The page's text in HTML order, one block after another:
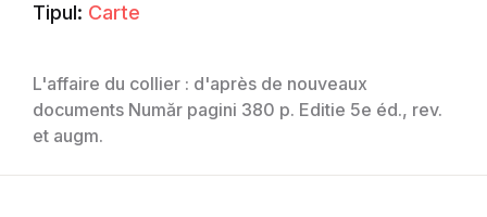
Tipul: Carte
L'affaire du collier : d'après de nouveaux
documents Număr pagini 380 p. Editie 5e éd., rev.
et augm.